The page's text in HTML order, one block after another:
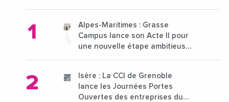
Alpes-Maritimes : Grasse
Campus lance son Acte II pour
une nouvelle étape ambitieuse
Isère : La CCI de Grenoble
lance les Journées Portes
Ouvertes des entreprises du